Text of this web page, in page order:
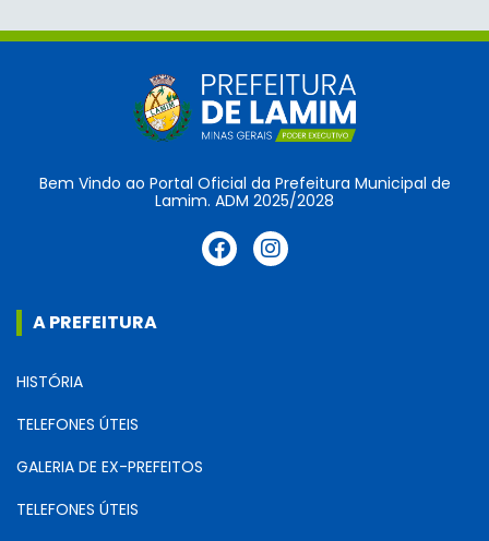
Bem Vindo ao Portal Oficial da Prefeitura Municipal de
Lamim. ADM 2025/2028
A PREFEITURA
HISTÓRIA
TELEFONES ÚTEIS
GALERIA DE EX-PREFEITOS
TELEFONES ÚTEIS